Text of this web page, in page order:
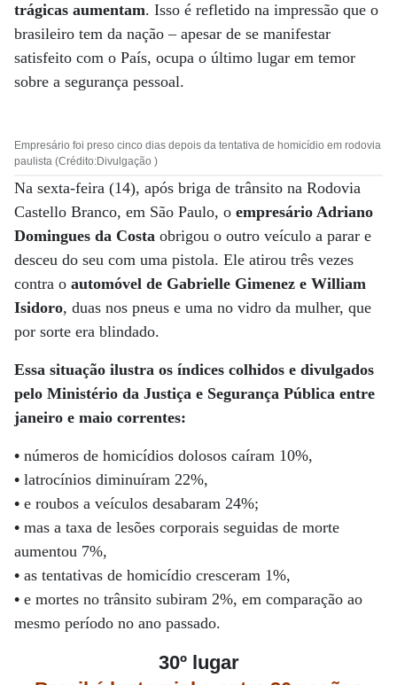
trágicas aumentam. Isso é refletido na impressão que o
brasileiro tem da nação – apesar de se manifestar
satisfeito com o País, ocupa o último lugar em temor
sobre a segurança pessoal.
Empresário foi preso cinco dias depois da tentativa de homicídio em rodovia
paulista (Crédito:Divulgação )
Na sexta-feira (14), após briga de trânsito na Rodovia
Castello Branco, em São Paulo, o empresário Adriano
Domingues da Costa obrigou o outro veículo a parar e
desceu do seu com uma pistola. Ele atirou três vezes
contra o automóvel de Gabrielle Gimenez e William
Isidoro, duas nos pneus e uma no vidro da mulher, que
por sorte era blindado.
Essa situação ilustra os índices colhidos e divulgados
pelo Ministério da Justiça e Segurança Pública entre
janeiro e maio correntes:
• números de homicídios dolosos caíram 10%,
• latrocínios diminuíram 22%,
• e roubos a veículos desabaram 24%;
• mas a taxa de lesões corporais seguidas de morte
aumentou 7%,
• as tentativas de homicídio cresceram 1%,
• e mortes no trânsito subiram 2%, em comparação ao
mesmo período no ano passado.
30º lugar